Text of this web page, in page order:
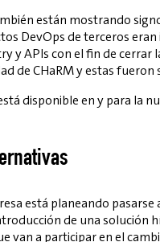
están mostrando
DevOps de terceros
y APIs con el fin de
de CHaRM y estas
disponible en y para la
está planeando pasarse
de una
van a participar en el